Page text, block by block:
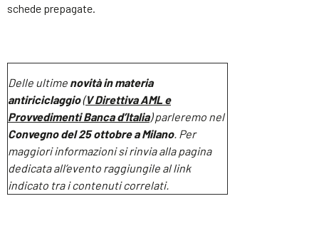
schede prepagate.
Delle ultime novità in materia
antiriciclaggio(V Direttiva AML e
Provvedimenti Banca d’Italia) parleremo nel
Convegno del 25 ottobre a Milano. Per
maggiori informazioni si rinvia alla pagina
dedicata all’evento raggiungile al link
indicato tra i contenuti correlati.